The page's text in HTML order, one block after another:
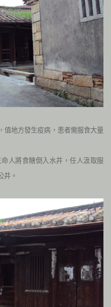
值地方發生疫病，患者需服食大量
人將食糖倒入水井，任人汲取服
井。